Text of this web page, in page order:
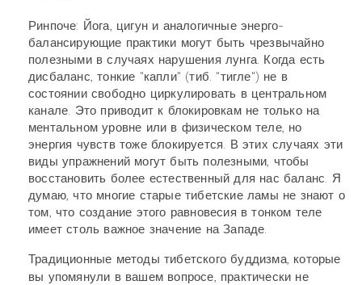
Ринпоче: Йога, цигун и аналогичные энерго-
балансирующие практики могут быть чрезвычайно
полезными в случаях нарушения лунга. Когда есть
дисбаланс, тонкие "капли" (тиб. "тигле") не в
состоянии свободно циркулировать в центральном
канале. Это приводит к блокировкам не только на
ментальном уровне или в физическом теле, но
энергия чувств тоже блокируется. В этих случаях эти
виды упражнений могут быть полезными, чтобы
восстановить более естественный для нас баланс. Я
думаю, что многие старые тибетские ламы не знают о
том, что создание этого равновесия в тонком теле
имеет столь важное значение на Западе.
Традиционные методы тибетского буддизма, которые
вы упомянули в вашем вопросе, практически не